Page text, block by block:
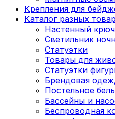
Крепления для
Каталог разных
Настенный
Светильник
Статуэтки
Товары для
Статуэтки
Брендовая
Постельное
Бассейны и
Беспроводная